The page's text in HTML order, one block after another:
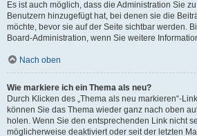
Es ist auch möglich, dass die Administration Sie
Benutzern hinzugefügt hat, bei denen sie die
möchte, bevor sie auf der Seite sichtbar werden.
Board-Administration, wenn Sie weitere
Nach oben
Wie markiere ich ein Thema als neu?
Durch Klicken des „Thema als neu markieren“-
können Sie das Thema wieder ganz nach oben
holen. Wenn Sie den entsprechenden Link nicht
möglicherweise deaktiviert oder seit der letzten